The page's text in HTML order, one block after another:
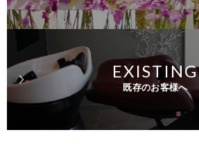
既存のお客様へ
EXISTING